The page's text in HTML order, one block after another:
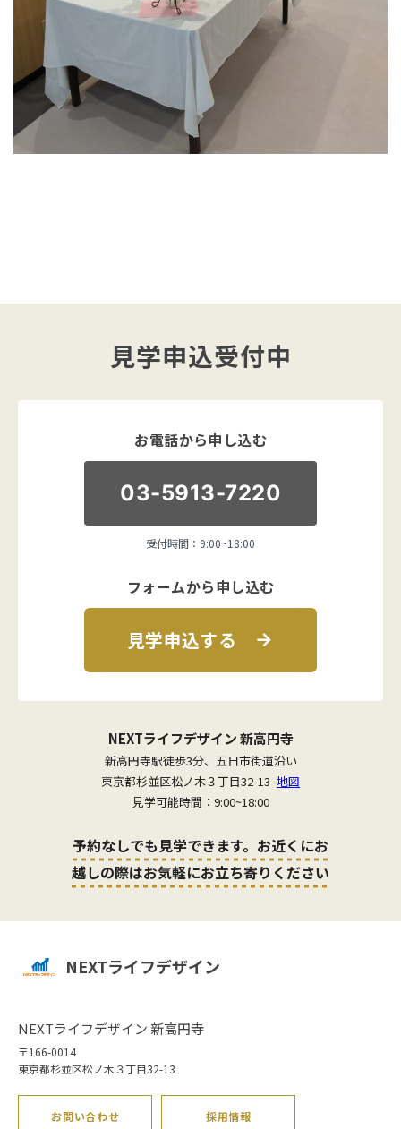
見学申込受付中
お電話から申し込む
03-5913-7220
受付時間：9:00~18:00
フォームから申し込む
見学申込する
NEXTライフデザイン 新高円寺
新高円寺駅徒歩3分、五日市街道沿い
東京都杉並区松ノ木３丁目32-13 地図
見学可能時間：9:00~18:00
予約なしでも見学できます。お近くにお
越しの際はお気軽にお立ち寄りください
NEXTライフデザイン
NEXTライフデザイン 新高円寺
〒166-0014
東京都杉並区松ノ木３丁目32-13
お問い合わせ 採用情報